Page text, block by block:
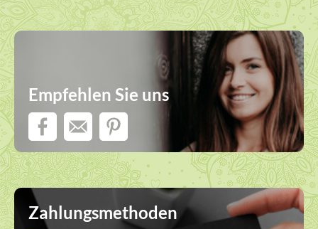
Empfehlen Sie uns
Zahlungsmethoden